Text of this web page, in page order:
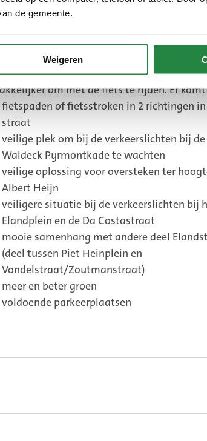
de gemeente.
Weigeren
aangepaste fietsroute maakt het veiliger
om met de fiets te rijden. Er
fietspaden of fietsstroken in 2 richtingen in
straat
veilige plek om bij de verkeerslichten bij de
Waldeck Pyrmontkade te wachten
veilige oplossing voor oversteken ter
Albert Heijn
veiligere situatie bij de verkeerslichten bij
Elandplein en de Da Costastraat
mooie samenhang met andere deel
(deel tussen Piet Heinplein en
Vondelstraat/Zoutmanstraat)
meer en beter groen
voldoende parkeerplaatsen